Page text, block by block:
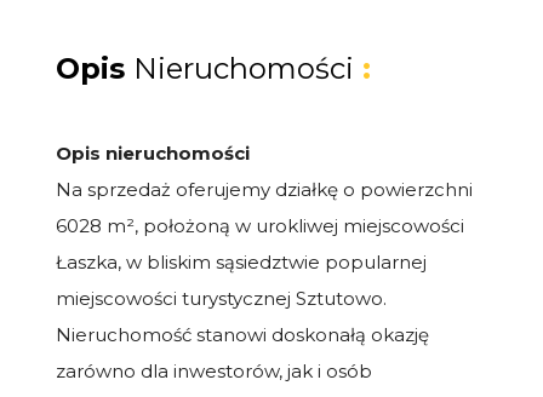
Opis Nieruchomości :
Opis nieruchomości
Na sprzedaż oferujemy działkę o powierzchni
6028 m², położoną w urokliwej miejscowości
Łaszka, w bliskim sąsiedztwie popularnej
miejscowości turystycznej Sztutowo.
Nieruchomość stanowi doskonałą okazję
zarówno dla inwestorów, jak i osób